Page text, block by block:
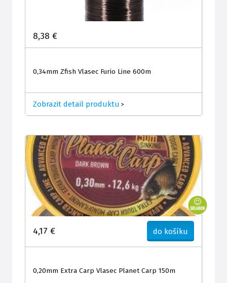
8,38 €
0,34mm Zfish Vlasec Furio Line 600m
Zobrazit detail produktu >
4,17 € do košíku
0,20mm Extra Carp Vlasec Planet Carp 150m